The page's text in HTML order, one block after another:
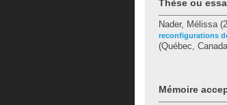
Thèse ou
Nader, Mélissa
reconfigurations
(Québec,
Mémoire